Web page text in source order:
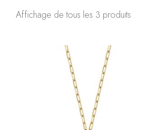
Affichage de tous les 3 produits